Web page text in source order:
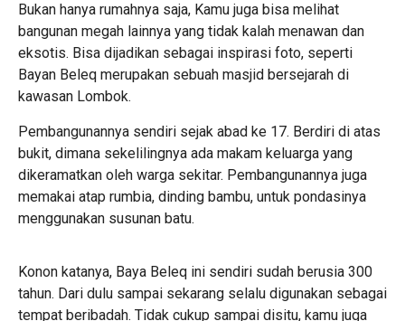
Bukan hanya rumahnya saja, Kamu juga bisa melihat
bangunan megah lainnya yang tidak kalah menawan dan
eksotis. Bisa dijadikan sebagai inspirasi foto, seperti
Bayan Beleq merupakan sebuah masjid bersejarah di
kawasan Lombok.
Pembangunannya sendiri sejak abad ke 17. Berdiri di atas
bukit, dimana sekelilingnya ada makam keluarga yang
dikeramatkan oleh warga sekitar. Pembangunannya juga
memakai atap rumbia, dinding bambu, untuk pondasinya
menggunakan susunan batu.
Konon katanya, Baya Beleq ini sendiri sudah berusia 300
tahun. Dari dulu sampai sekarang selalu digunakan sebagai
tempat beribadah. Tidak cukup sampai disitu, kamu juga